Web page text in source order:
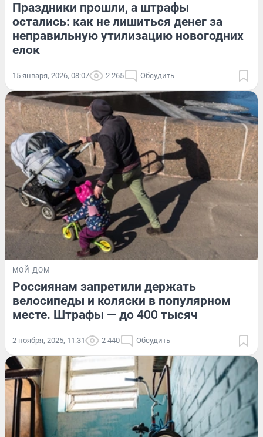
Праздники прошли, а штрафы
остались: как не лишиться денег за
неправильную утилизацию новогодних
елок
15 января, 2026, 08:07 2 265 Обсудить
МОЙ ДОМ
Россиянам запретили держать
велосипеды и коляски в популярном
месте. Штрафы — до 400 тысяч
2 ноября, 2025, 11:31 2 440 Обсудить